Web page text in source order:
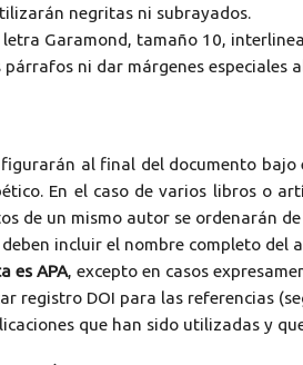
negritas ni subrayados.
Garamond, tamaño 10,
ni dar márgenes especiales
al final del documento bajo
En el caso de varios libros o
de un mismo autor se ordenarán
deben incluir el nombre completo del
es APA, excepto en casos
registro DOI para las referencias
que han sido utilizadas y